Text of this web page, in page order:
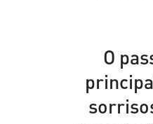
O